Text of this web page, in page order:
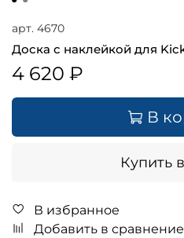
арт. 4670
Доска с наклейкой для
4 620 ₽
В
Купить
В избранное
Добавить в сравнение